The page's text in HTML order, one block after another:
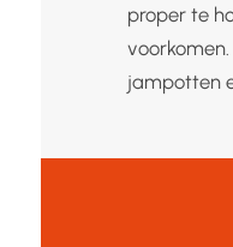
proper te
jampotten